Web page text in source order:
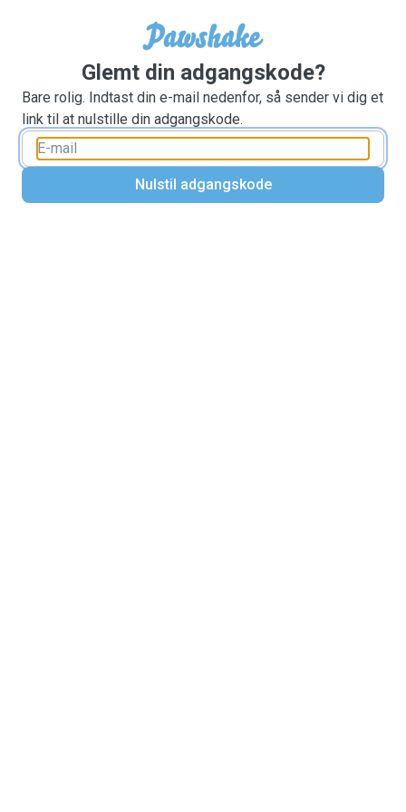
Glemt din adgangskode?
Bare rolig. Indtast din e-mail nedenfor, så sender vi dig et
link til at nulstille din adgangskode.
Nulstil adgangskode